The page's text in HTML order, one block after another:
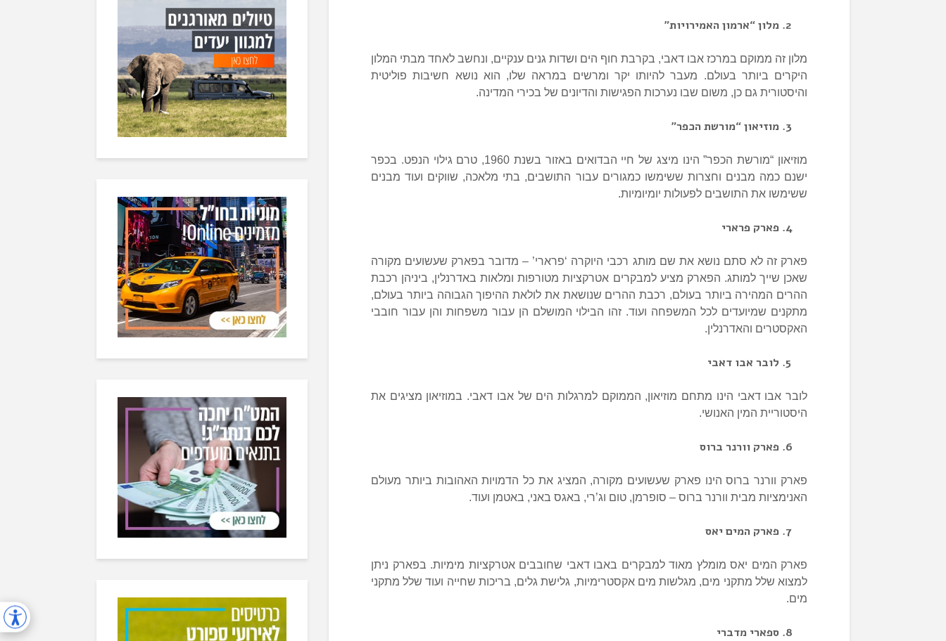
מלון “ארמון האמירויות”
מלון זה ממוקם במרכז אבו דאבי, בקרבת חוף הים ושדות גנים ענקיים, ונחשב לאחד מבתי המלון
היקרים ביותר בעולם. מעבר להיותו יקר ומרשים במראה שלו, הוא נושא חשיבות פוליטית
והיסטורית גם כן, משום שבו נערכות הפגישות והדיונים של בכירי המדינה.
מוזיאון “מורשת הכפר”
מוזיאון “מורשת הכפר” הינו מיצג של חיי הבדואים באזור בשנת 1960, טרם גילוי הנפט. בכפר
ישנם כמה מבנים וחצרות ששימשו כמגורים עבור התושבים, בתי מלאכה, שווקים ועוד מבנים
ששימשו את התושבים לפעולות יומיומיות.
פארק פרארי
פארק זה לא סתם נושא את שם מותג רכבי היוקרה ‘פרארי’ – מדובר בפארק שעשועים מקורה
שאכן שייך למותג. הפארק מציע למבקרים אטרקציות מטורפות ומלאות באדרנלין, ביניהן רכבת
ההרים המהירה ביותר בעולם, רכבת ההרים שנושאת את לולאת ההיפוך הגבוהה ביותר בעולם,
מתקנים שמיועדים לכל המשפחה ועוד. זהו הבילוי המושלם הן עבור משפחות והן עבור חובבי
האקסטרים והאדרנלין.
לובר אבו דאבי
לובר אבו דאבי הינו מתחם מוזיאון, הממוקם למרגלות הים של אבו דאבי. במוזיאון מציגים את
היסטוריית המין האנושי.
פארק וורנר ברוס
פארק וורנר ברוס הינו פארק שעשועים מקורה, המציג את כל הדמויות האהובות ביותר מעולם
האנימציות מבית וורנר ברוס – סופרמן, טום וג’רי, באגס באני, באטמן ועוד.
פארק המים יאס
פארק המים יאס מומלץ מאוד למבקרים באבו דאבי שחובבים אטרקציות מימיות. בפארק ניתן
למצוא שלל מתקני מים, מגלשות מים אקסטרימיות, גלישת גלים, בריכות שחייה ועוד שלל מתקני
מים.
ספארי מדברי